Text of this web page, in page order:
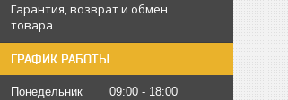
Гарантия, возврат и обмен
товара
ГРАФИК РАБОТЫ
Понедельник 09:00
18:00